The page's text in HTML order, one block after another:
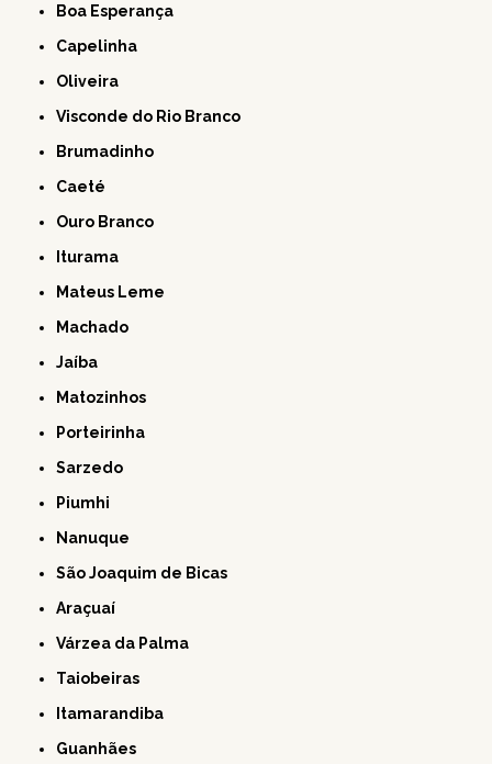
Boa Esperança
Capelinha
Oliveira
Visconde do Rio Branco
Brumadinho
Caeté
Ouro Branco
Iturama
Mateus Leme
Machado
Jaíba
Matozinhos
Porteirinha
Sarzedo
Piumhi
Nanuque
São Joaquim de Bicas
Araçuaí
Várzea da Palma
Taiobeiras
Itamarandiba
Guanhães